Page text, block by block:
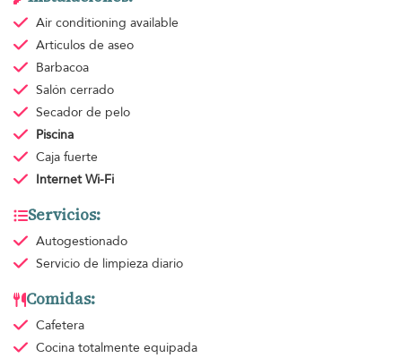
Air conditioning available
Articulos de aseo
Barbacoa
Salón cerrado
Secador de pelo
Piscina
Caja fuerte
Internet Wi-Fi
Servicios:
Autogestionado
Servicio de limpieza diario
Comidas:
Cafetera
Cocina totalmente equipada